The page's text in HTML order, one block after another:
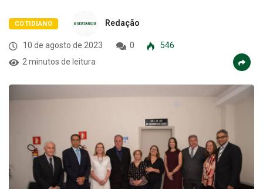
COTIDIANO Redação
10 de agosto de 2023 0
546
2 minutos de leitura